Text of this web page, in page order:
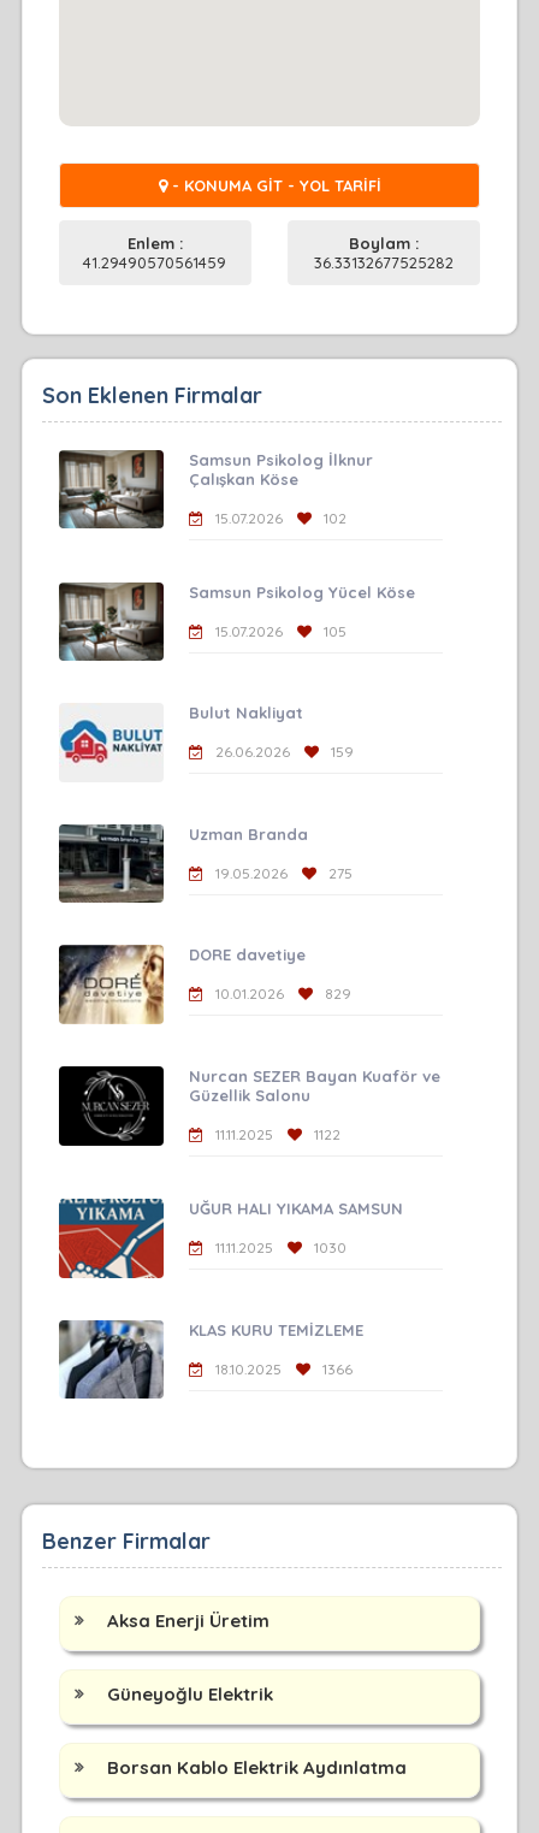
- KONUMA GİT - YOL TARİFİ
Enlem :
41.29490570561459
Boylam :
36.33132677525282
Son Eklenen Firmalar
Samsun Psikolog İlknur
Çalışkan Köse
15.07.2026 102
Samsun Psikolog Yücel Köse
15.07.2026 105
Bulut Nakliyat
26.06.2026 159
Uzman Branda
19.05.2026 275
DORE davetiye
10.01.2026 829
Nurcan SEZER Bayan Kuaför ve
Güzellik Salonu
11.11.2025 1122
UĞUR HALI YIKAMA SAMSUN
11.11.2025 1030
KLAS KURU TEMİZLEME
18.10.2025 1366
Benzer Firmalar
Aksa Enerji Üretim
Güneyoğlu Elektrik
Borsan Kablo Elektrik Aydınlatma